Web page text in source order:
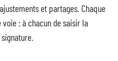
et partages. Chaque
: à chacun de saisir la